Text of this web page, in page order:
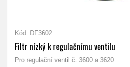
Kód: DF3602
Filtr nízký k regulačnímu ventilu
Pro regulační ventil č. 3600 a 3620